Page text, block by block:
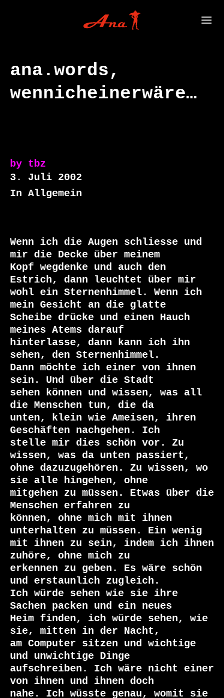
ana.words,
wennicheinerwäre…
by tbz
3. Juli 2002
In Allgemein
Wenn ich die Augen schliesse und
mir die Decke über meinem
Kopf wegdenke und auch den
Estrich, dann leuchtet über mir
wohl ein Sternenhimmel. Wenn ich
mein Gesicht an die glatte
Scheibe drücke und einen Hauch
meines Atems darauf
hinterlasse, dann kann ich ihn
sehen, den Sternenhimmel.
Dann möchte ich einer von ihnen
sein. Und über die Stadt
sehen können und wissen, was all
die Menschen tun, die da
unten, klein wie Ameisen, ihren
Geschäften nachgehen. Ich
stelle mir dies schön vor. Zu
wissen, was da unten passiert,
ohne dazuzugehören. Zu wissen, wo
sie alle hingehen, ohne
mitgehen zu müssen. Etwas über die
Menschen erfahren zu
können, ohne mich mit ihnen
unterhalten zu müssen. Ein wenig
mit ihnen zu sein, indem ich ihnen
zuhöre, ohne mich zu
erkennen zu geben. Es wäre schön
und erstaunlich zugleich.
Ich würde sehen wie sie ihre
Sachen packen und ein neues
Heim finden, ich würde sehen, wie
sie, mitten in der Nacht,
am Computer sitzen und wichtige
und unwichtige Dinge
aufschreiben. Ich wäre nicht einer
von ihnen und ihnen doch
nahe. Ich wüsste genau, womit sie